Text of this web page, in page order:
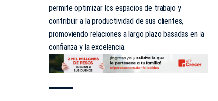
permite optimizar los espacios de trabajo y
contribuir a la productividad de sus clientes,
promoviendo relaciones a largo plazo basadas en la
confianza y la excelencia.